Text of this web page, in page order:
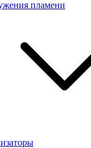
пламени